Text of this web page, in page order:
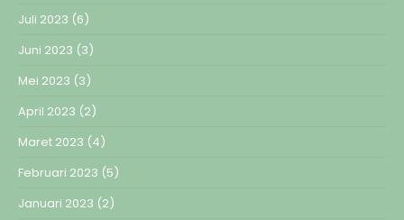
Juli 2023 (6)
Juni 2023 (3)
Mei 2023 (3)
April 2023 (2)
Maret 2023 (4)
Februari 2023 (5)
Januari 2023 (2)